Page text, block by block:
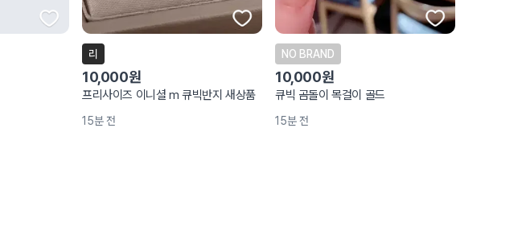
리
10,000원
프리사이즈 이니셜 m 큐빅반지 새상품
15분 전
NO BRAND
10,000원
큐빅 곰돌이 목걸이 골드
15분 전